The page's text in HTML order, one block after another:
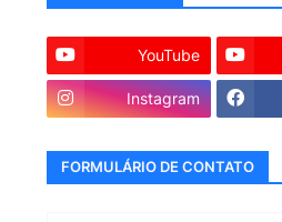
YouTube
Instagram
FORMULÁRIO DE CONTATO